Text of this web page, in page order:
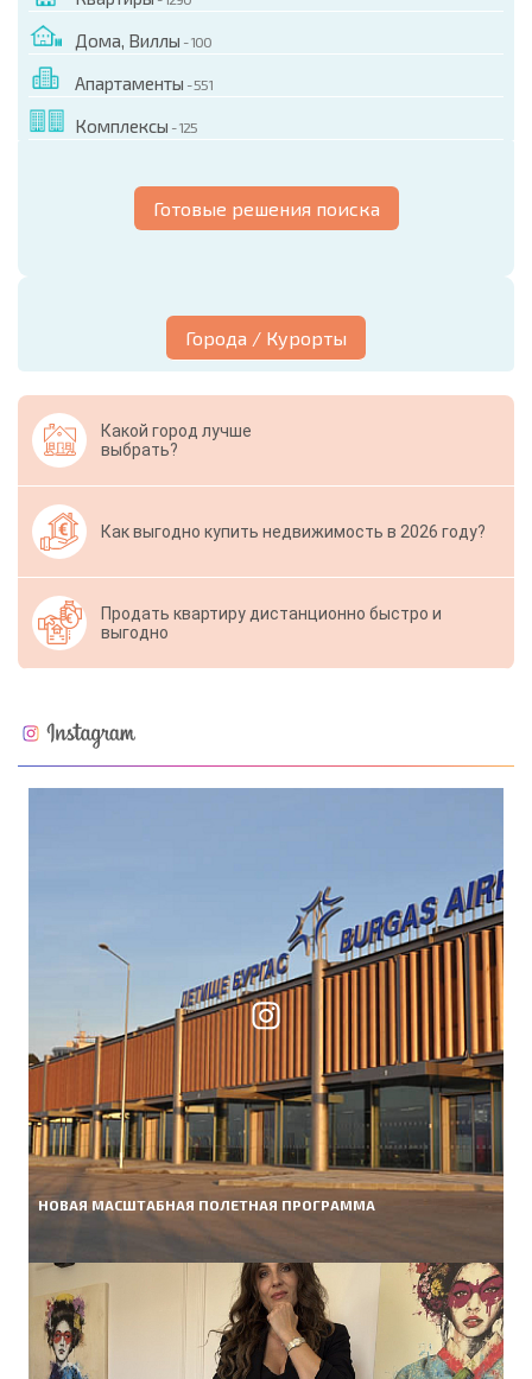
Дома, Виллы - 100
Апартаменты - 551
Комплексы - 125
Готовые решения поиска
Города / Курорты
Какой город лучше
выбрать?
Как выгодно купить недвижимость в 2026 году?
Продать квартиру дистанционно быстро и
выгодно
НОВАЯ МАСШТАБНАЯ ПОЛЕТНАЯ ПРОГРАММА